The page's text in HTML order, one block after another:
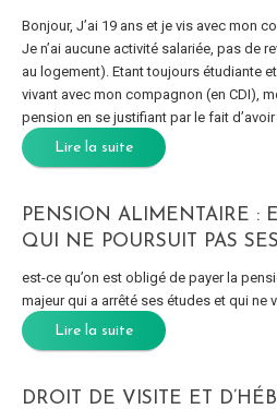
Bonjour, J’ai 19 ans et je vis avec mon
Je n’ai aucune activité salariée, pas de
au logement). Etant toujours étudiante
vivant avec mon compagnon (en CDI),
pension en se justifiant par le fait d’avoir
Lire la suite
PENSION ALIMENTAIRE :
QUI NE POURSUIT PAS
est-ce qu’on est obligé de payer la
majeur qui a arrêté ses études et qui ne
Lire la suite
DROIT DE VISITE ET